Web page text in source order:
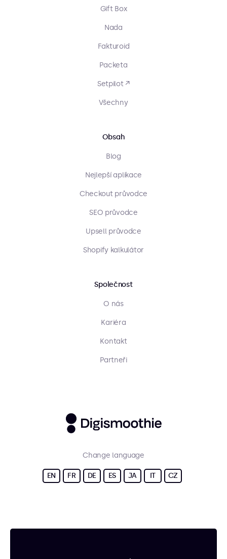
Gift Box
Nada
Fakturoid
Packeta
Setpilot ↗
Všechny
Obsah
Blog
Nejlepší aplikace
Checkout průvodce
SEO průvodce
Upsell průvodce
Shopify kalkulátor
Společnost
O nás
Kariéra
Kontakt
Partneři
Change language
EN FR DE ES JA IT CZ